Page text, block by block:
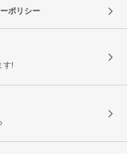
ポリシー
す!